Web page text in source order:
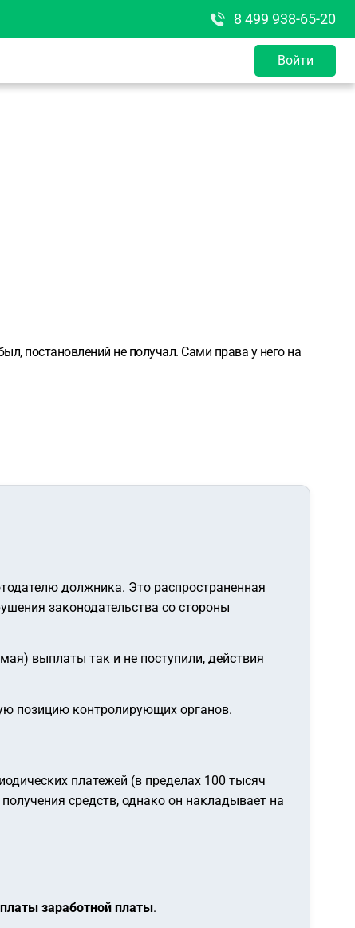
8 499 938-65-20
Войти
постановлений не получал. Сами права у него на
должника. Это распространенная
законодательства со стороны
выплаты так и не поступили, действия
позицию контролирующих органов.
платежей (в пределах 100 тысяч
средств, однако он накладывает на
заработной платы.